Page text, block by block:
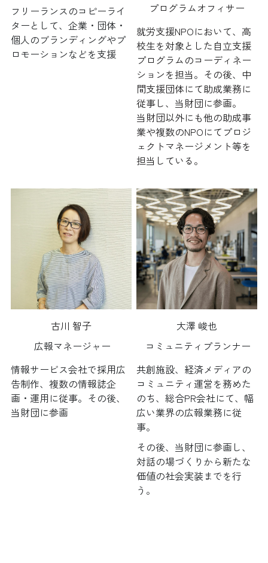
フリーランスのコピーライ
ターとして、企業・団体・
個人のブランディングやプ
ロモーションなどを支援
プログラムオフィサー
就労支援NPOにおいて、高
校生を対象とした自立支援
プログラムのコーディネー
ションを担当。その後、中
間支援団体にて助成業務に
従事し、当財団に参画。
当財団以外にも他の助成事
業や複数のNPOにてプロジ
ェクトマネージメント等を
担当している。
古川 智子
広報マネージャー
情報サービス会社で採用広
告制作、複数の情報誌企
画・運用に従事。その後、
当財団に参画
大澤 峻也
コミュニティプランナー
共創施設、経済メディアの
コミュニティ運営を務めた
のち、総合PR会社にて、幅
広い業界の広報業務に従
事。
その後、当財団に参画し、
対話の場づくりから新たな
価値の社会実装までを行
う。